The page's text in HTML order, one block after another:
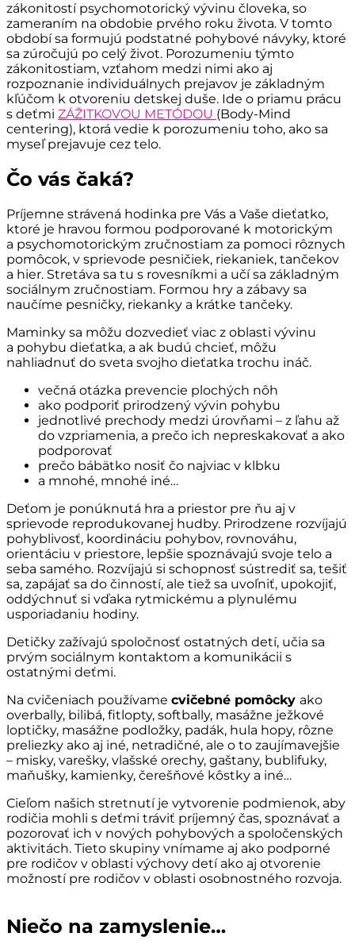
zákonitostí psychomotorický vývinu človeka, so
zameraním na obdobie prvého roku života. V tomto
období sa formujú podstatné pohybové návyky, ktoré
sa zúročujú po celý život. Porozumeniu týmto
zákonitostiam, vzťahom medzi nimi ako aj
rozpoznanie individuálnych prejavov je základným
kľúčom k otvoreniu detskej duše. Ide o priamu prácu
s deťmi ZÁŽITKOVOU METÓDOU (Body-Mind
centering), ktorá vedie k porozumeniu toho, ako sa
myseľ prejavuje cez telo.
Čo vás čaká?
Príjemne strávená hodinka pre Vás a Vaše dieťatko,
ktoré je hravou formou podporované k motorickým
a psychomotorickým zručnostiam za pomoci rôznych
pomôcok, v sprievode pesničiek, riekaniek, tančekov
a hier. Stretáva sa tu s rovesníkmi a učí sa základným
sociálnym zručnostiam. Formou hry a zábavy sa
naučíme pesničky, riekanky a krátke tančeky.
Maminky sa môžu dozvedieť viac z oblasti vývinu
a pohybu dieťatka, a ak budú chcieť, môžu
nahliadnuť do sveta svojho dieťatka trochu ináč.
večná otázka prevencie plochých nôh
ako podporiť prirodzený vývin pohybu
jednotlivé prechody medzi úrovňami – z ľahu až
do vzpriamenia, a prečo ich nepreskakovať a ako
podporovať
prečo bábätko nosiť čo najviac v klbku
a mnohé, mnohé iné…
Deťom je ponúknutá hra a priestor pre ňu aj v
sprievode reprodukovanej hudby. Prirodzene rozvíjajú
pohyblivosť, koordináciu pohybov, rovnováhu,
orientáciu v priestore, lepšie spoznávajú svoje telo a
seba samého. Rozvíjajú si schopnosť sústrediť sa, tešiť
sa, zapájať sa do činností, ale tiež sa uvoľniť, upokojiť,
oddýchnuť si vďaka rytmickému a plynulému
usporiadaniu hodiny.
Detičky zažívajú spoločnosť ostatných detí, učia sa
prvým sociálnym kontaktom a komunikácii s
ostatnými deťmi.
Na cvičeniach používame cvičebné pomôcky ako
overbally, bilibá, fitlopty, softbally, masážne ježkové
loptičky, masážne podložky, padák, hula hopy, rôzne
preliezky ako aj iné, netradičné, ale o to zaujímavejšie
– misky, varešky, vlašské orechy, gaštany, bublifuky,
maňušky, kamienky, čerešňové kôstky a iné…
Cieľom našich stretnutí je vytvorenie podmienok, aby
rodičia mohli s deťmi tráviť príjemný čas, spoznávať a
pozorovať ich v nových pohybových a spoločenských
aktivitách. Tieto skupiny vnímame aj ako podporné
pre rodičov v oblasti výchovy detí ako aj otvorenie
možností pre rodičov v oblasti osobnostného rozvoja.
Niečo na zamyslenie…